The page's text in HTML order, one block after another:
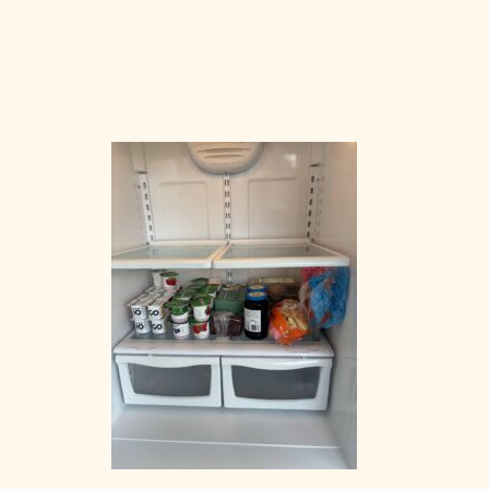
Frais généraux
Portes ouvertes
Bourses d’études
Tenue vestimentaire
Équipes sportives
Nos valeurs
Calendrier scolaire
Événements